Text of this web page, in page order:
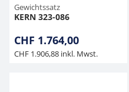
Gewichtssatz
KERN 323-086
CHF 1.764,00
CHF 1.906,88 inkl. Mwst.